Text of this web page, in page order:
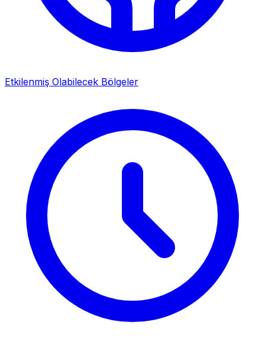
Etkilenmiş Olabilecek Bölgeler